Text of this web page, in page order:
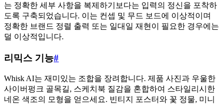
는 정확한 세부 사항을 복제하기보다는 입력의 정신을 포착하
도록 구축되었습니다. 이는 컨셉 및 무드 보드에 이상적이며
정확한 브랜드 정렬 출력 또는 일대일 재현이 필요한 경우에는
덜 이상적입니다.
리믹스 기능#
Whisk AI는 재미있는 조합을 장려합니다. 제품 사진과 우울한
사이버펑크 골목길, 스케치북 질감을 혼합하여 스타일리시한
네온 색조의 모형을 얻으세요. 빈티지 포스터와 꽃 정물, 미니